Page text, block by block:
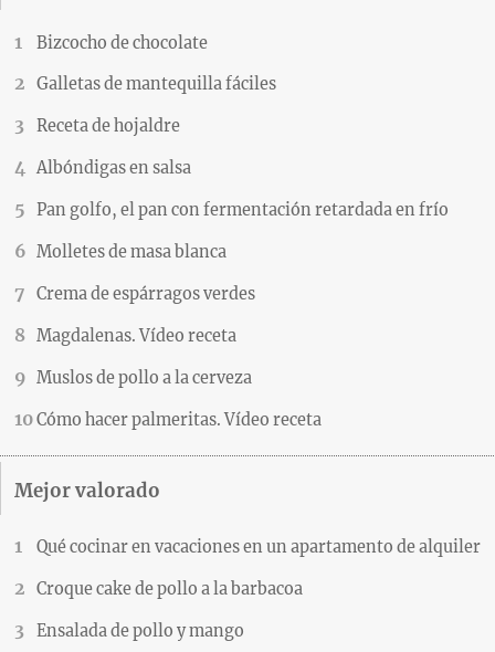
Bizcocho de chocolate
Galletas de mantequilla fáciles
Receta de hojaldre
Albóndigas en salsa
Pan golfo, el pan con fermentación retardada en frío
Molletes de masa blanca
Crema de espárragos verdes
Magdalenas. Vídeo receta
Muslos de pollo a la cerveza
Cómo hacer palmeritas. Vídeo receta
Mejor valorado
Qué cocinar en vacaciones en un apartamento de alquiler
Croque cake de pollo a la barbacoa
Ensalada de pollo y mango